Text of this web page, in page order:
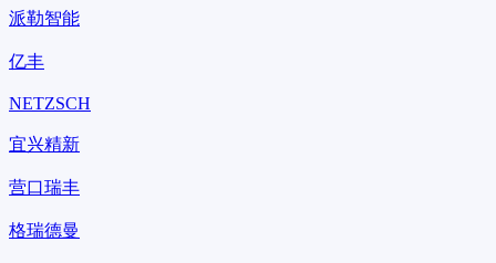
派勒智能
亿丰
NETZSCH
宜兴精新
营口瑞丰
格瑞德曼